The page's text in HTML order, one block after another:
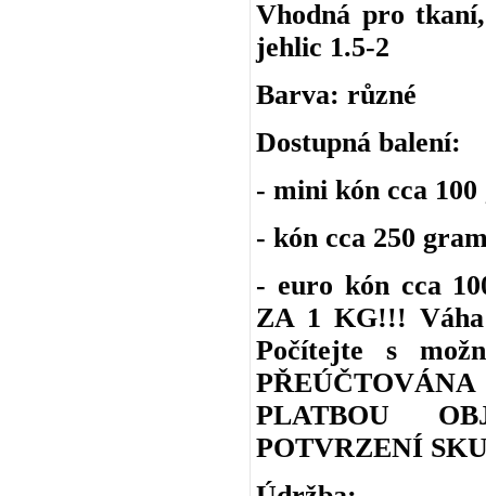
Vhodná pro
jehlic 1.5-2
Barva: různé
Dostupná balení:
- mini kón cca
- kón cca 250
- euro kón cca
ZA 1 KG!!!
Počítejte s
PLATBOU
POTVRZENÍ